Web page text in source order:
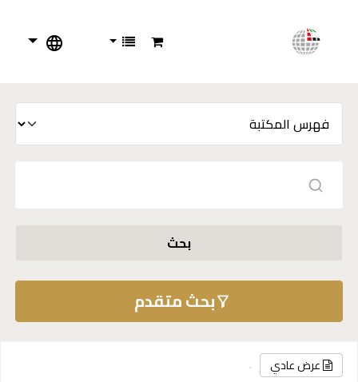
بحث
بحث متقدم
عرض عادي